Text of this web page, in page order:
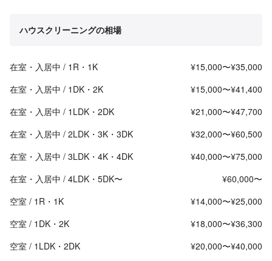
ハウスクリーニングの相場
在室・入居中 / 1R・1K
¥15,000〜¥35,000
在室・入居中 / 1DK・2K
¥15,000〜¥41,400
在室・入居中 / 1LDK・2DK
¥21,000〜¥47,700
在室・入居中 / 2LDK・3K・3DK
¥32,000〜¥60,500
在室・入居中 / 3LDK・4K・4DK
¥40,000〜¥75,000
在室・入居中 / 4LDK・5DK〜
¥60,000〜
空室 / 1R・1K
¥14,000〜¥25,000
空室 / 1DK・2K
¥18,000〜¥36,300
空室 / 1LDK・2DK
¥20,000〜¥40,000